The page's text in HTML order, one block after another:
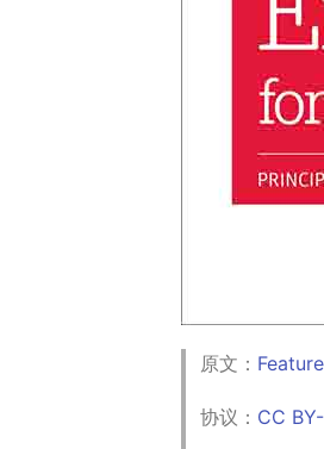
原文：
协议： CC